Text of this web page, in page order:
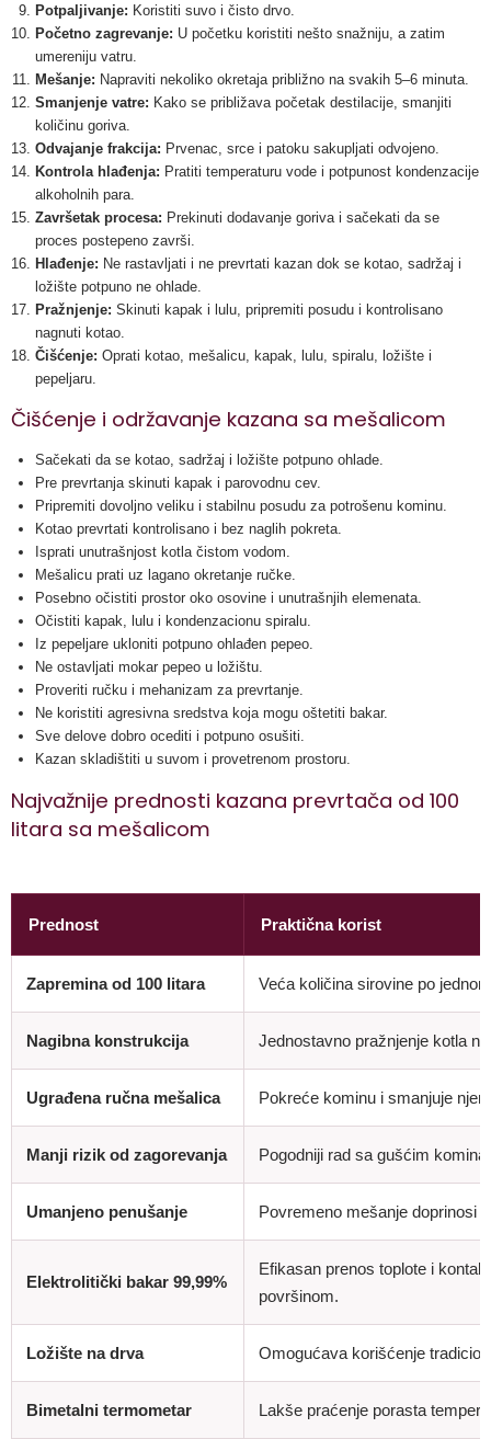
Potpaljivanje: Koristiti suvo i čisto drvo.
Početno zagrevanje: U početku koristiti nešto snažniju, a zatim
umereniju vatru.
Mešanje: Napraviti nekoliko okretaja približno na svakih 5–6 minuta.
Smanjenje vatre: Kako se približava početak destilacije, smanjiti
količinu goriva.
Odvajanje frakcija: Prvenac, srce i patoku sakupljati odvojeno.
Kontrola hlađenja: Pratiti temperaturu vode i potpunost kondenzacije
alkoholnih para.
Završetak procesa: Prekinuti dodavanje goriva i sačekati da se
proces postepeno završi.
Hlađenje: Ne rastavljati i ne prevrtati kazan dok se kotao, sadržaj i
ložište potpuno ne ohlade.
Pražnjenje: Skinuti kapak i lulu, pripremiti posudu i kontrolisano
nagnuti kotao.
Čišćenje: Oprati kotao, mešalicu, kapak, lulu, spiralu, ložište i
pepeljaru.
Čišćenje i održavanje kazana sa mešalicom
Sačekati da se kotao, sadržaj i ložište potpuno ohlade.
Pre prevrtanja skinuti kapak i parovodnu cev.
Pripremiti dovoljno veliku i stabilnu posudu za potrošenu kominu.
Kotao prevrtati kontrolisano i bez naglih pokreta.
Isprati unutrašnjost kotla čistom vodom.
Mešalicu prati uz lagano okretanje ručke.
Posebno očistiti prostor oko osovine i unutrašnjih elemenata.
Očistiti kapak, lulu i kondenzacionu spiralu.
Iz pepeljare ukloniti potpuno ohlađen pepeo.
Ne ostavljati mokar pepeo u ložištu.
Proveriti ručku i mehanizam za prevrtanje.
Ne koristiti agresivna sredstva koja mogu oštetiti bakar.
Sve delove dobro ocediti i potpuno osušiti.
Kazan skladištiti u suvom i provetrenom prostoru.
Najvažnije prednosti kazana prevrtača od 100
litara sa mešalicom
Prednost Praktična korist
Zapremina od 100 litara Veća količina sirovine po
Nagibna konstrukcija Jednostavno pražnjenje kotla
Ugrađena ručna mešalica Pokreće kominu i smanjuje
Manji rizik od zagorevanja Pogodniji rad sa gušćim
Umanjeno penušanje Povremeno mešanje doprinosi
Elektrolitički bakar 99,99%
Efikasan prenos toplote i
površinom.
Ložište na drva Omogućava korišćenje
Bimetalni termometar Lakše praćenje porasta